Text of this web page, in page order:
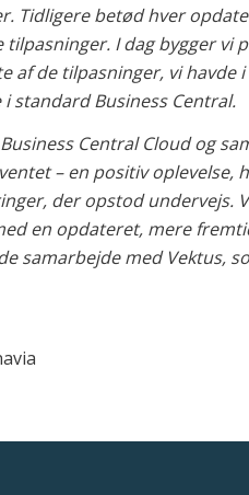
Tidligere betød hver
tilpasninger. I dag bygger vi
af de tilpasninger, vi havde
standard Business Central.
Central Cloud og
– en positiv oplevelse,
der opstod undervejs.
en opdateret, mere
samarbejde med Vektus,